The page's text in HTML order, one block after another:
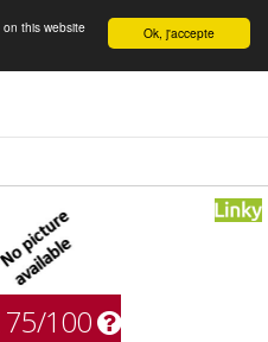
English Ok, j'accepte
this website
75/100